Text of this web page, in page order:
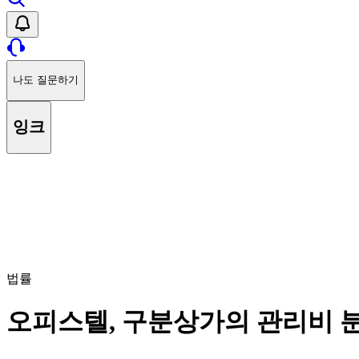
나도 질문하기
잉크
법률
오피스텔, 구분상가의 관리비